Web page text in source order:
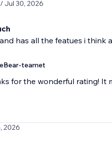
/ Jul 30, 2026
has all the featues i think
teamet
for the wonderful rating! It
2026